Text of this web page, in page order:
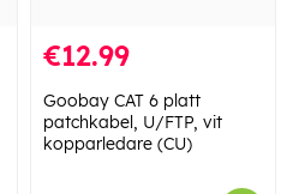
€12.99
Goobay CAT 6 platt
patchkabel, U/FTP, vit
kopparledare (CU)